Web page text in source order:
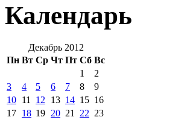
Календарь
Декабрь 2012
Пн Вт Ср Чт Пт Сб Вс
1
2
3
4 5 6 7 8
9
10 11 12 13 14 15 16
17 18 19 20 21 22 23